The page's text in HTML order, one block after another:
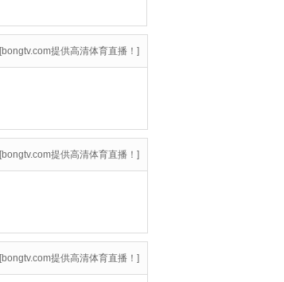
[bongtv.com提供高清体育直播！]
[bongtv.com提供高清体育直播！]
[bongtv.com提供高清体育直播！]